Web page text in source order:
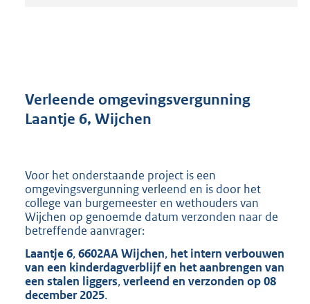
r
e
:
8
b
Verleende omgevingsvergunning
Laantje 6, Wijchen
Voor het onderstaande project is een
omgevingsvergunning verleend en is door het
college van burgemeester en wethouders van
Wijchen op genoemde datum verzonden naar de
betreffende aanvrager:
Laantje 6,6602AA Wijchen, het intern verbouwen
van een kinderdagverblijf en het aanbrengen van
een stalen liggers,verleend en verzonden op08
december 2025.